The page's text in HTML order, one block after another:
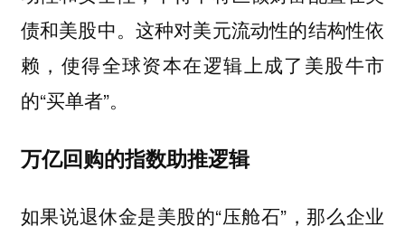
债和美股中。这种对美元流动性的结构性依
赖，使得全球资本在逻辑上成了美股牛市
的“买单者”。
万亿回购的指数助推逻辑
如果说退休金是美股的“压舱石”，那么企业